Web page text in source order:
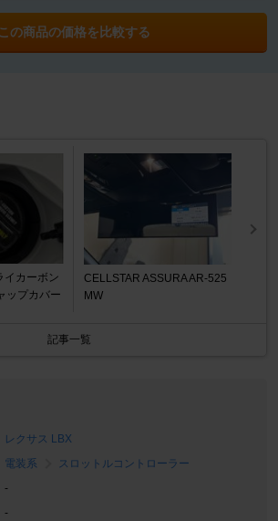
この商品の価格を比較する
イカーボン
ップカバー
CELLSTAR ASSURA AR-525
MW
記事一覧
レクサス LBX
電装系
スロットルコントローラー
-
-